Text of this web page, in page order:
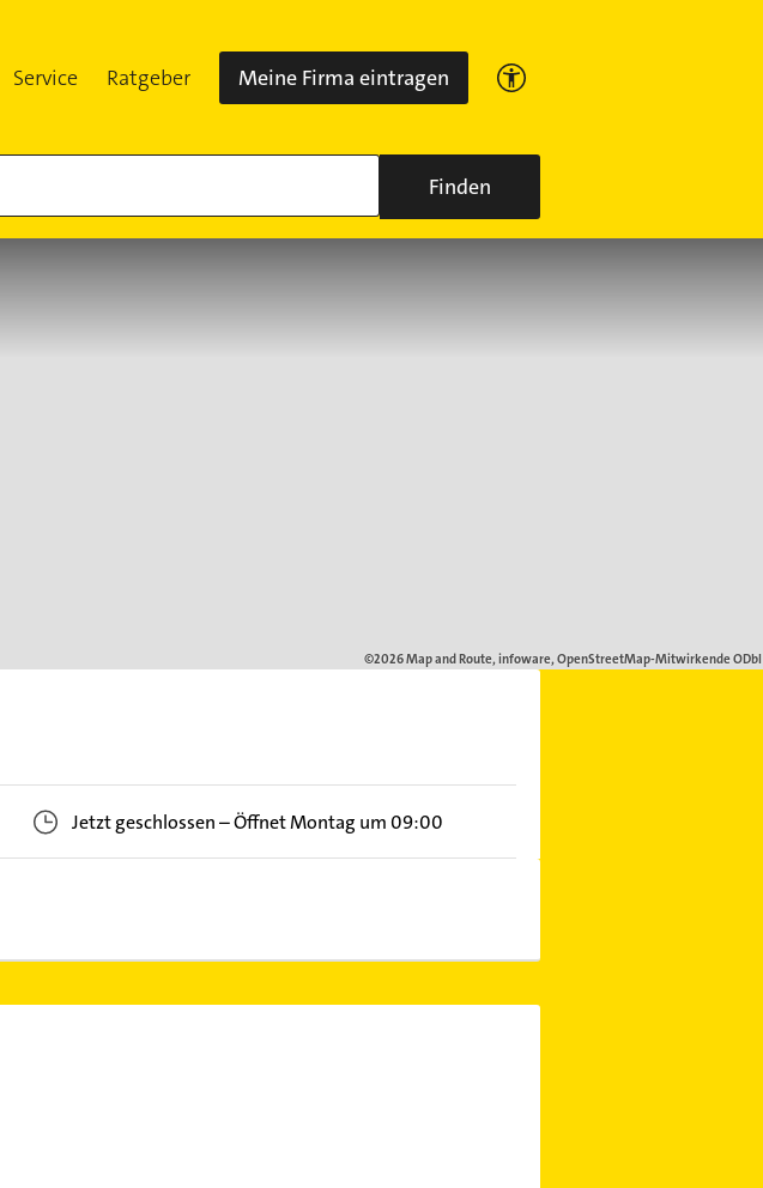
Service Ratgeber Meine Firma eintragen
Finden
Jetzt geschlossen–Öffnet Montag um 09:00